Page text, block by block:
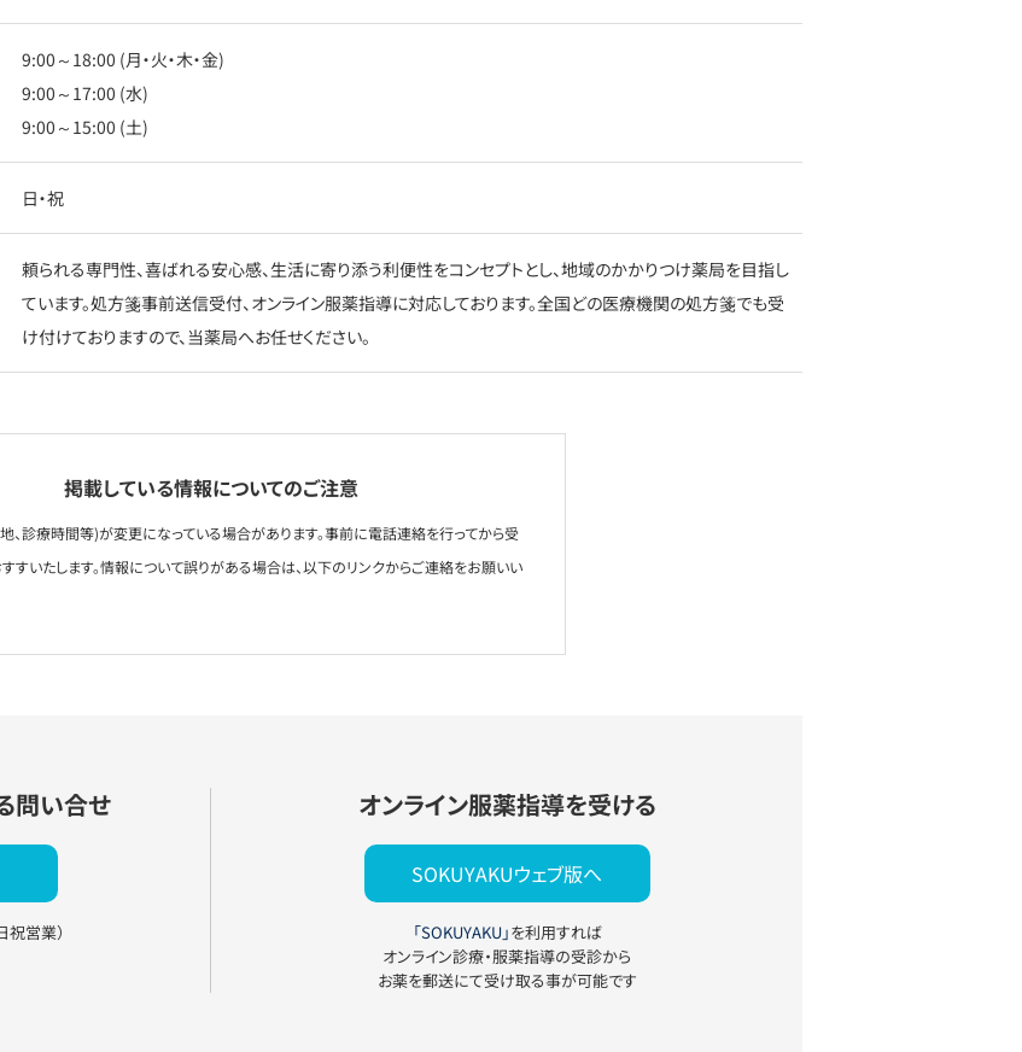
9:00～18:00 (月・火・木・金)
9:00～17:00 (水)
9:00～15:00 (土)
日・祝
頼られる専門性、喜ばれる安心感、生活に寄り添う利便性をコンセプトとし、地域のかかりつけ薬局を目指し
ています。処方箋事前送信受付、オンライン服薬指導に対応しております。全国どの医療機関の処方箋でも受
け付けておりますので、当薬局へお任せください。
掲載している情報についてのご注意
、診療時間等)が変更になっている場合があります。事前に電話連絡を行ってから受
すいたします。情報について誤りがある場合は、以下のリンクからご連絡をお願いい
問い合せ
祝営業）
オンライン服薬指導を受ける
SOKUYAKUウェブ版へ
「SOKUYAKU」を利用すれば
オンライン診療・服薬指導の受診から
お薬を郵送にて受け取る事が可能です